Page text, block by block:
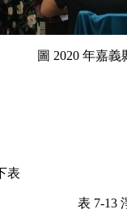
圖 2020 年嘉
表
表 7-13